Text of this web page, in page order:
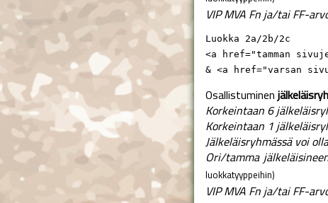
VIP MVA Fn ja/tai FF-
Luokka 2a/2b/2c
<a href="tamman
& <a href="varsan
Osallistuminen
Korkeintaan 6
Korkeintaan 1
Jälkeläisryhmässä voi
Ori/tamma
luokkatyyppeihin)
VIP MVA Fn ja/tai FF-